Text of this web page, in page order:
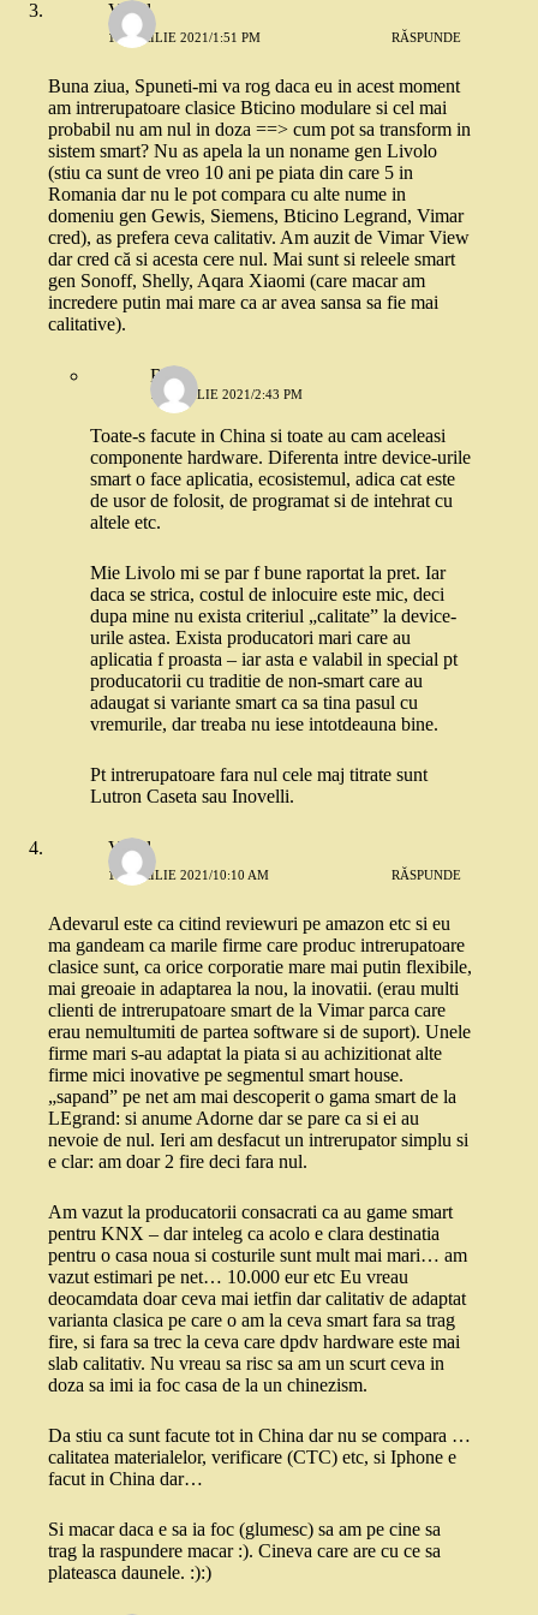
Virgil
10 APRILIE 2021/1:51 PM RĂSPUNDE
Buna ziua, Spuneti-mi va rog daca eu in acest moment
am intrerupatoare clasice Bticino modulare si cel mai
probabil nu am nul in doza ==> cum pot sa transform in
sistem smart? Nu as apela la un noname gen Livolo
(stiu ca sunt de vreo 10 ani pe piata din care 5 in
Romania dar nu le pot compara cu alte nume in
domeniu gen Gewis, Siemens, Bticino Legrand, Vimar
cred), as prefera ceva calitativ. Am auzit de Vimar View
dar cred că si acesta cere nul. Mai sunt si releele smart
gen Sonoff, Shelly, Aqara Xiaomi (care macar am
incredere putin mai mare ca ar avea sansa sa fie mai
calitative).
Robo
10 APRILIE 2021/2:43 PM
Toate-s facute in China si toate au cam aceleasi
componente hardware. Diferenta intre device-urile
smart o face aplicatia, ecosistemul, adica cat este
de usor de folosit, de programat si de intehrat cu
altele etc.
Mie Livolo mi se par f bune raportat la pret. Iar
daca se strica, costul de inlocuire este mic, deci
dupa mine nu exista criteriul „calitate” la device-
urile astea. Exista producatori mari care au
aplicatia f proasta – iar asta e valabil in special pt
producatorii cu traditie de non-smart care au
adaugat si variante smart ca sa tina pasul cu
vremurile, dar treaba nu iese intotdeauna bine.
Pt intrerupatoare fara nul cele maj titrate sunt
Lutron Caseta sau Inovelli.
Virgil
11 APRILIE 2021/10:10 AM RĂSPUNDE
Adevarul este ca citind reviewuri pe amazon etc si eu
ma gandeam ca marile firme care produc intrerupatoare
clasice sunt, ca orice corporatie mare mai putin flexibile,
mai greoaie in adaptarea la nou, la inovatii. (erau multi
clienti de intrerupatoare smart de la Vimar parca care
erau nemultumiti de partea software si de suport). Unele
firme mari s-au adaptat la piata si au achizitionat alte
firme mici inovative pe segmentul smart house.
„sapand” pe net am mai descoperit o gama smart de la
LEgrand: si anume Adorne dar se pare ca si ei au
nevoie de nul. Ieri am desfacut un intrerupator simplu si
e clar: am doar 2 fire deci fara nul.
Am vazut la producatorii consacrati ca au game smart
pentru KNX – dar inteleg ca acolo e clara destinatia
pentru o casa noua si costurile sunt mult mai mari… am
vazut estimari pe net… 10.000 eur etc Eu vreau
deocamdata doar ceva mai ietfin dar calitativ de adaptat
varianta clasica pe care o am la ceva smart fara sa trag
fire, si fara sa trec la ceva care dpdv hardware este mai
slab calitativ. Nu vreau sa risc sa am un scurt ceva in
doza sa imi ia foc casa de la un chinezism.
Da stiu ca sunt facute tot in China dar nu se compara …
calitatea materialelor, verificare (CTC) etc, si Iphone e
facut in China dar…
Si macar daca e sa ia foc (glumesc) sa am pe cine sa
trag la raspundere macar :). Cineva care are cu ce sa
plateasca daunele. :):)